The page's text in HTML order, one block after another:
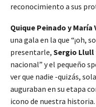
reconocimiento a sus
Quique Peinado y
una gala en la que “¡oh,
presentarle, Sergio Llull
nacional” y el pequeño
ver que nadie -quizás,
auguraban en su etapa
icono de nuestra